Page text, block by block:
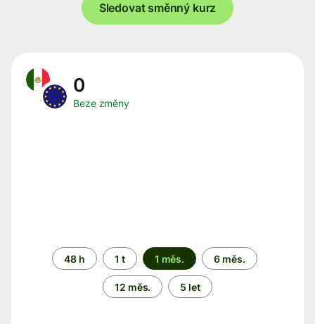
Sledovat směnný kurz
0
Beze změny
Časové
období
48 h 1 t 1 měs. 6 měs.
12 měs. 5 let